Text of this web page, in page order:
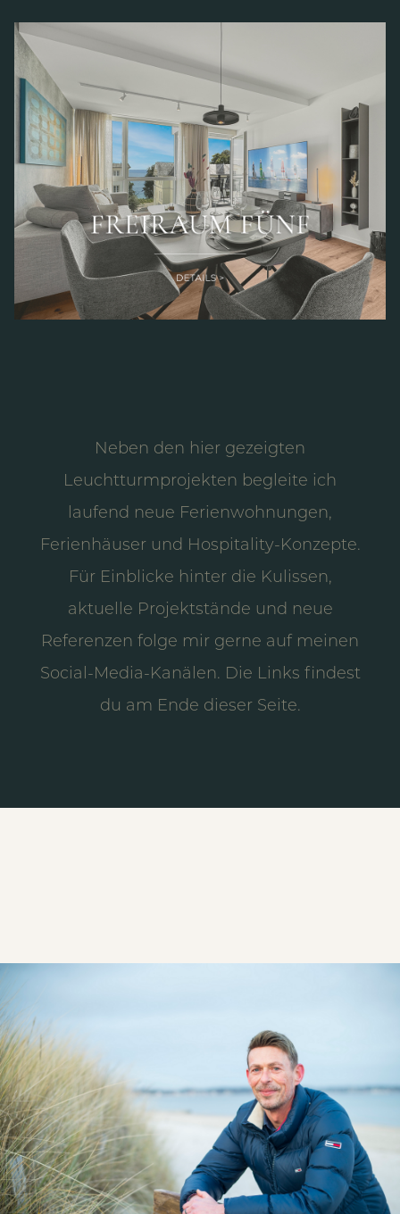
Neben den hier gezeigten
Leuchtturmprojekten begleite ich
laufend neue Ferienwohnungen,
Ferienhäuser und Hospitality-Konzepte.
Für Einblicke hinter die Kulissen,
aktuelle Projektstände und neue
Referenzen folge mir gerne auf meinen
Social-Media-Kanälen. Die Links findest
du am Ende dieser Seite.